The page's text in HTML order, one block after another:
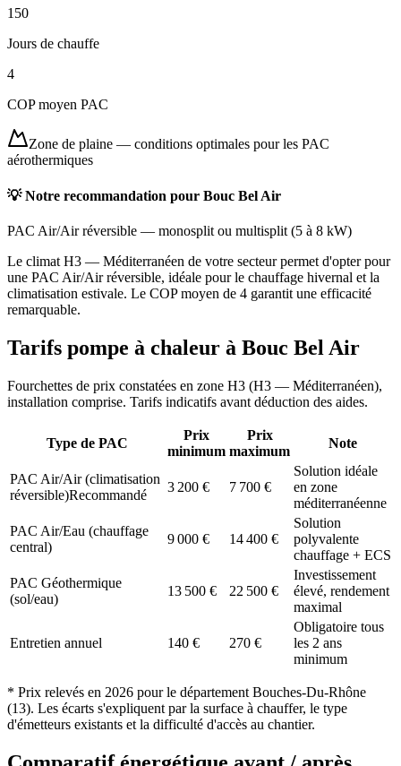
150
Jours de chauffe
4
COP moyen PAC
Zone de plaine — conditions optimales pour les PAC
aérothermiques
💡 Notre recommandation pour Bouc Bel Air
PAC Air/Air réversible — monosplit ou multisplit (5 à 8 kW)
Le climat H3 — Méditerranéen de votre secteur permet d'opter pour
une PAC Air/Air réversible, idéale pour le chauffage hivernal et la
climatisation estivale. Le COP moyen de 4 garantit une efficacité
remarquable.
Tarifs pompe à chaleur à Bouc Bel Air
Fourchettes de prix constatées en zone H3 (H3 — Méditerranéen),
installation comprise. Tarifs indicatifs avant déduction des aides.
Type de PAC
Prix
minimum
Prix
maximum
Note
PAC Air/Air (climatisation
réversible)Recommandé
3 200 € 7 700 €
Solution idéale
en zone
méditerranéenne
PAC Air/Eau (chauffage
central)
9 000 € 14 400 €
Solution
polyvalente
chauffage + ECS
PAC Géothermique
(sol/eau)
13 500 € 22 500 €
Investissement
élevé, rendement
maximal
Entretien annuel 140 € 270 €
Obligatoire tous
les 2 ans
minimum
* Prix relevés en 2026 pour le département Bouches-Du-Rhône
(13). Les écarts s'expliquent par la surface à chauffer, le type
d'émetteurs existants et la difficulté d'accès au chantier.